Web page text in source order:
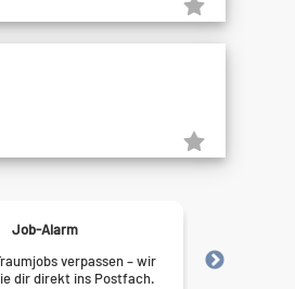
Job-Alarm
verpassen – wir
dir direkt ins Postfach.